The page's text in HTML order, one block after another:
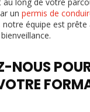
un permis de
notre équipe est prête
NOUS